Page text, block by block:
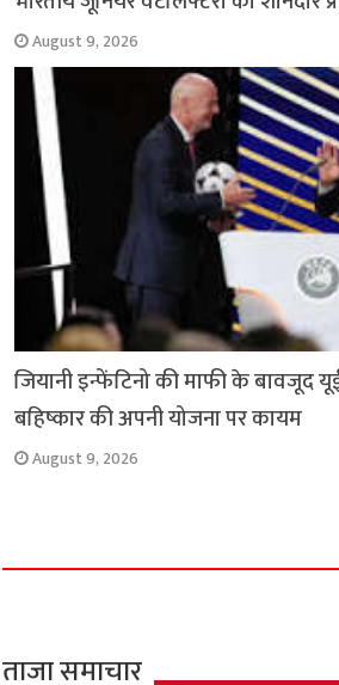
August 9, 2026
जियानी इन्फेंटिनो की माफी के बावजूद
बहिष्कार की अपनी योजना पर कायम
August 9, 2026
ताजा समाचार